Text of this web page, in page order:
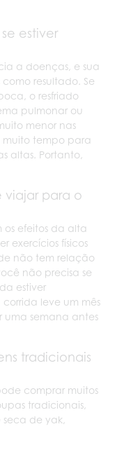
estiver
a doenças, e sua
resultado. Se
o resfriado
pulmonar ou
menor nas
muito tempo para
altas. Portanto,
viajar para o
os efeitos da alta
exercícios físicos
não tem relação
não precisa se
estiver
leve um mês
uma semana antes
tradicionais
comprar muitos
tradicionais,
seca de yak,